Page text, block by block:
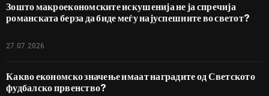
Зошто макроекономските искушенија не ја спречија
романската берза да биде меѓу најуспешните во светот?
27.07.2026
Какво економско значење имаат наградите од Светското
фудбалско првенство?